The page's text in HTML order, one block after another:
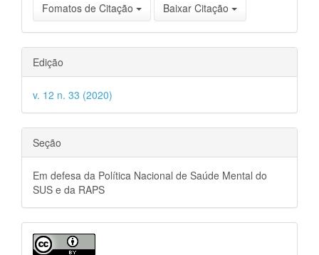
Fomatos de Citação Baixar Citação
Edição
v. 12 n. 33 (2020)
Seção
Em defesa da Política Nacional de Saúde Mental do
SUS e da RAPS